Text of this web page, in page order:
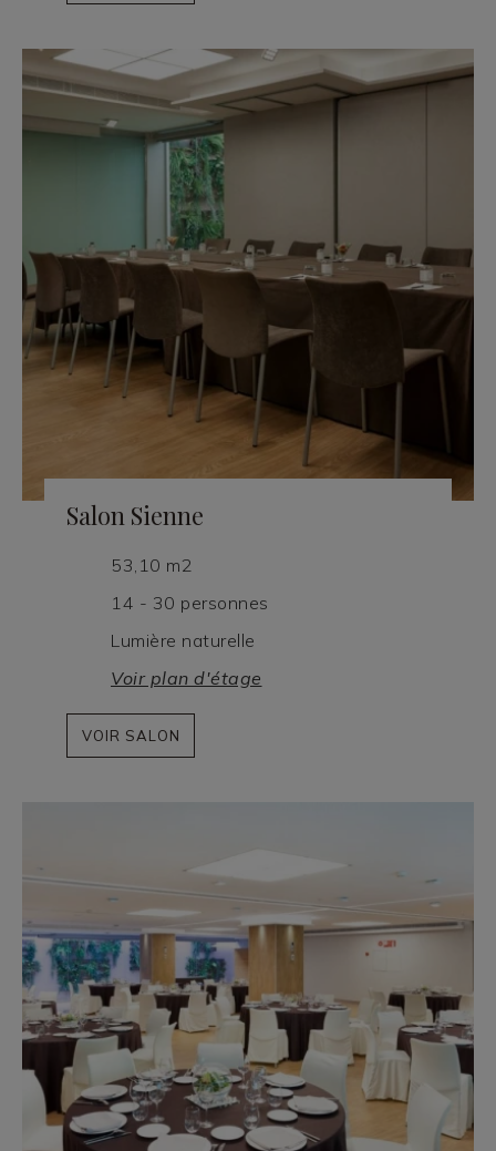
Salon Sienne
53,10 m2
14 - 30 personnes
Lumière naturelle
Voir plan d'étage
VOIR SALON